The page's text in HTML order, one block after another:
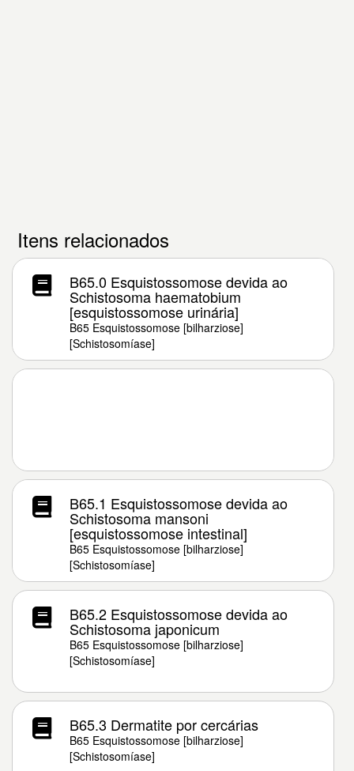
Itens relacionados
B65.0 Esquistossomose devida ao
Schistosoma haematobium
[esquistossomose urinária]
B65 Esquistossomose [bilharziose]
[Schistosomíase]
B65.1 Esquistossomose devida ao
Schistosoma mansoni
[esquistossomose intestinal]
B65 Esquistossomose [bilharziose]
[Schistosomíase]
B65.2 Esquistossomose devida ao
Schistosoma japonicum
B65 Esquistossomose [bilharziose]
[Schistosomíase]
B65.3 Dermatite por cercárias
B65 Esquistossomose [bilharziose]
[Schistosomíase]